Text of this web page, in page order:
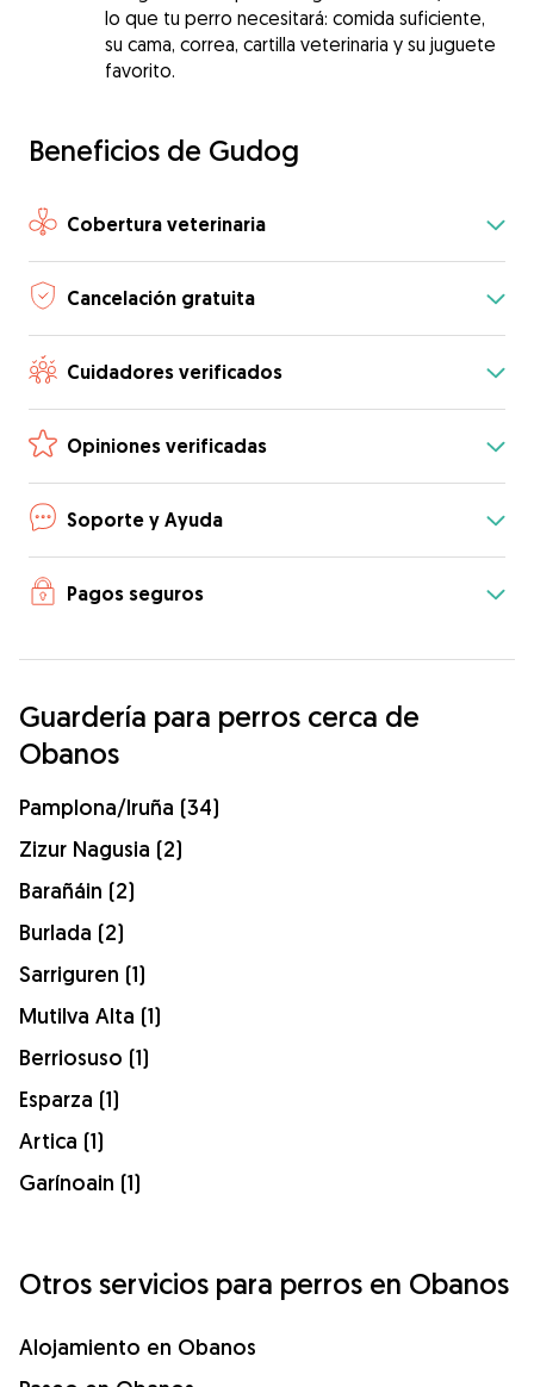
lo que tu perro necesitará: comida suficiente,
su cama, correa, cartilla veterinaria y su juguete
favorito.
Beneficios de Gudog
Cobertura veterinaria
Cancelación gratuita
Cuidadores verificados
Opiniones verificadas
Soporte y Ayuda
Pagos seguros
Guardería para perros cerca de
Obanos
Pamplona/Iruña (34)
Zizur Nagusia (2)
Barañáin (2)
Burlada (2)
Sarriguren (1)
Mutilva Alta (1)
Berriosuso (1)
Esparza (1)
Artica (1)
Garínoain (1)
Otros servicios para perros en Obanos
Alojamiento en Obanos